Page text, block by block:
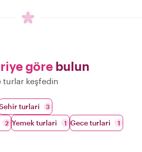
göre bulun
turlar keşfedin
turlari 3
2 Yemek turlari 1 Gece turlari 1